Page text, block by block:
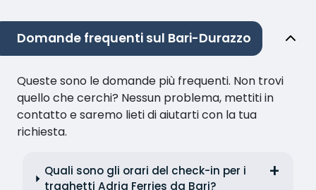
Domande frequenti sul Bari-Durazzo
Queste sono le domande più frequenti. Non trovi
quello che cerchi? Nessun problema, mettiti in
contatto e saremo lieti di aiutarti con la tua
richiesta.
Quali sono gli orari del check-in per i
traghetti Adria Ferries da Bari?